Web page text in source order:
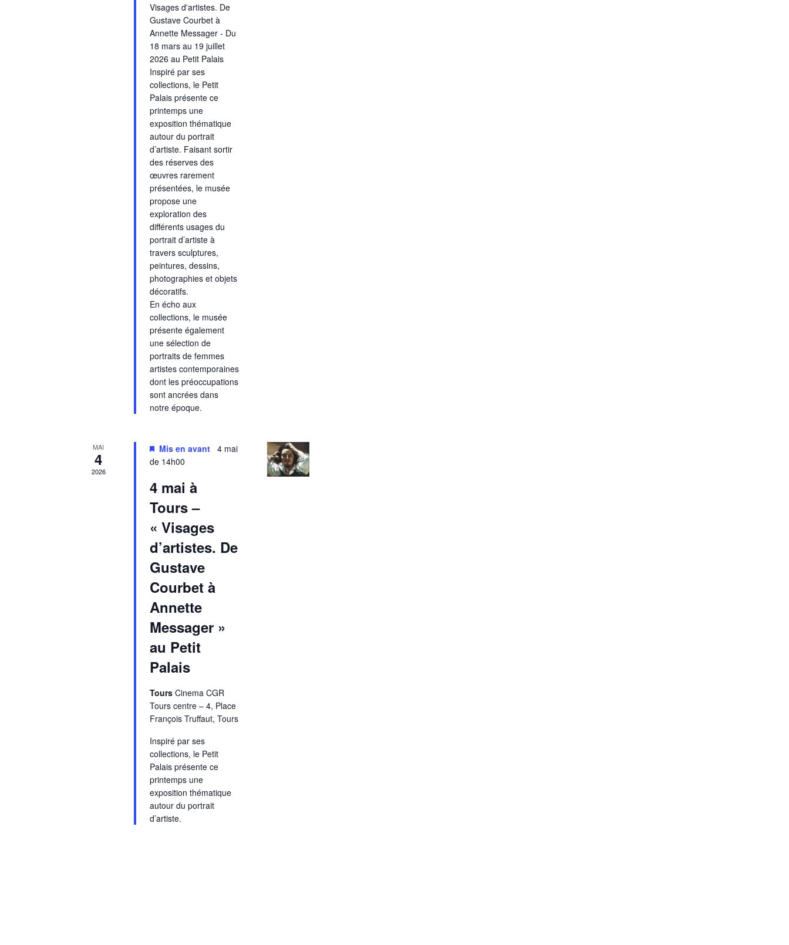
Visages d'artistes. De
Gustave Courbet à
Annette Messager - Du
18 mars au 19 juillet
2026 au Petit Palais
Inspiré par ses
collections, le Petit
Palais présente ce
printemps une
exposition thématique
autour du portrait
d’artiste. Faisant sortir
des réserves des
œuvres rarement
présentées, le musée
propose une
exploration des
différents usages du
portrait d’artiste à
travers sculptures,
peintures, dessins,
photographies et objets
décoratifs.
En écho aux
collections, le musée
présente également
une sélection de
portraits de femmes
artistes contemporaines
dont les préoccupations
sont ancrées dans
notre époque.
MAI
4
2026
Mis en avant
4 mai
de 14h00
4 mai à
Tours –
« Visages
d’artistes. De
Gustave
Courbet à
Annette
Messager »
au Petit
Palais
Tours Cinema CGR
Tours centre – 4, Place
François Truffaut, Tours
Inspiré par ses
collections, le Petit
Palais présente ce
printemps une
exposition thématique
autour du portrait
d’artiste.